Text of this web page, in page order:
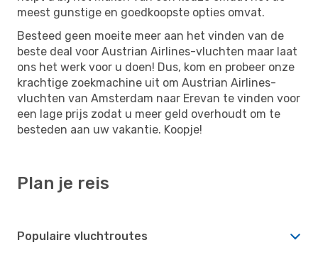
meest gunstige en goedkoopste opties omvat.
Besteed geen moeite meer aan het vinden van de
beste deal voor Austrian Airlines-vluchten maar laat
ons het werk voor u doen! Dus, kom en probeer onze
krachtige zoekmachine uit om Austrian Airlines-
vluchten van Amsterdam naar Erevan te vinden voor
een lage prijs zodat u meer geld overhoudt om te
besteden aan uw vakantie. Koopje!
Plan je reis
Populaire vluchtroutes